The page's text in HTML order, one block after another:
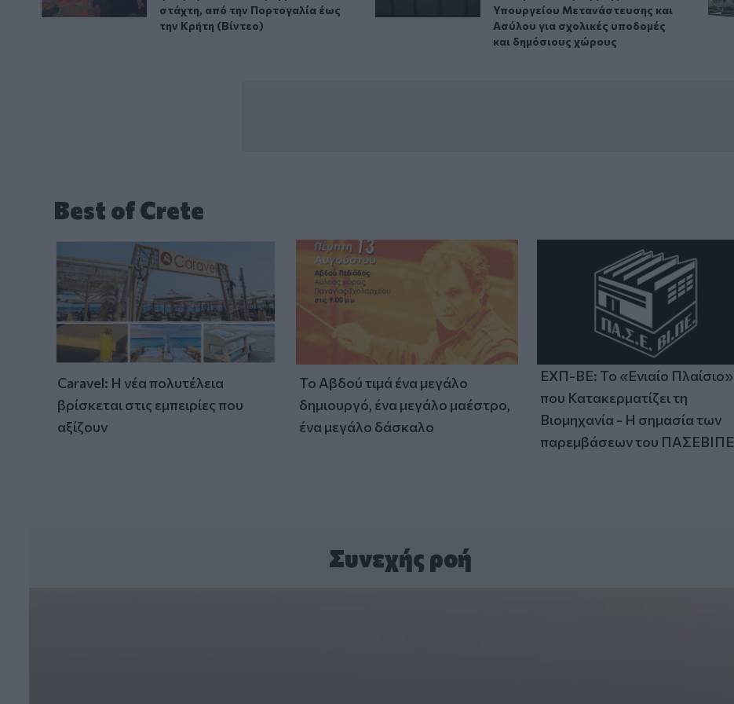
στάχτη, από την Πορτογαλία έως
την Κρήτη (Βίντεο)
Υπουργείου Μετανάστευσης και
Ασύλου για σχολικές υποδομές
και δημόσιους χώρους
Best of Crete
Caravel: Η νέα πολυτέλεια
βρίσκεται στις εμπειρίες που
αξίζουν
Το Αβδού τιμά ένα μεγάλο
δημιουργό, ένα μεγάλο μαέστρο,
ένα μεγάλο δάσκαλο
ΕΧΠ-ΒΕ: Το «Ενιαίο Πλαίσιο»
που Κατακερματίζει τη
Βιομηχανία - Η σημασία των
παρεμβάσεων του ΠΑΣΕΒΙΠΕ
Συνεχής ροή